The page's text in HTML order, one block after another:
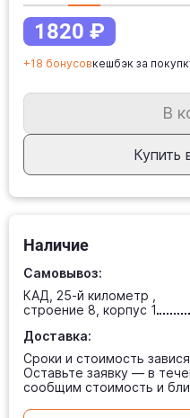
1820 ₽
+18 бонусовкешбэк за
В
Купить
Наличие
Самовывоз:
КАД, 25-й километр ,
строение 8, корпус 1
Доставка:
Сроки и стоимость
Оставьте заявку — в
сообщим стоимость и